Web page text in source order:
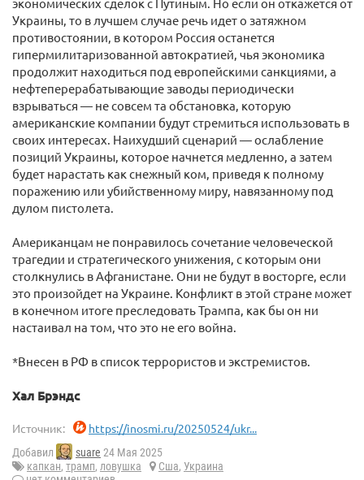
Украины, то в лучшем случае речь идет о затяжном
противостоянии, в котором Россия останется
гипермилитаризованной автократией, чья экономика
продолжит находиться под европейскими санкциями, а
нефтеперерабатывающие заводы периодически
взрываться — не совсем та обстановка, которую
американские компании будут стремиться использовать в
своих интересах. Наихудший сценарий — ослабление
позиций Украины, которое начнется медленно, а затем
будет нарастать как снежный ком, приведя к полному
поражению или убийственному миру, навязанному под
дулом пистолета.
Американцам не понравилось сочетание человеческой
трагедии и стратегического унижения, с которым они
столкнулись в Афганистане. Они не будут в восторге, если
это произойдет на Украине. Конфликт в этой стране может
в конечном итоге преследовать Трампа, как бы он ни
настаивал на том, что это не его война.
*Внесен в РФ в список террористов и экстремистов.
Хал Брэндс
Источник: https://inosmi.ru/20250524/ukr...
Добавил suare 24 Мая 2025
капкан, трамп, ловушка Сша, Украина